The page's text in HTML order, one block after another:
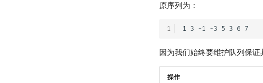
原序列为：
1
因为我们始终要维护队列保证
操作